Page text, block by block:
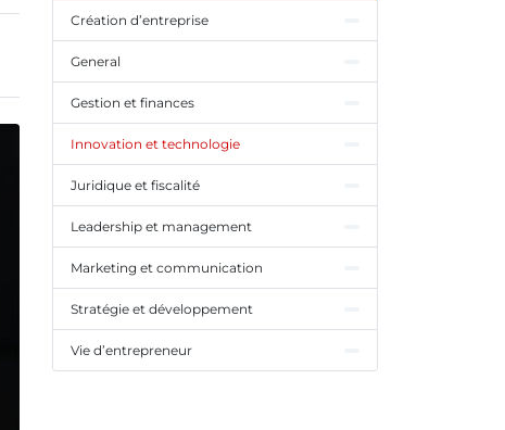
Création d’entreprise
General
Gestion et finances
Innovation et technologie
Juridique et fiscalité
Leadership et management
Marketing et communication
Stratégie et développement
Vie d’entrepreneur